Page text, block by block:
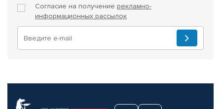
Согласие на получение рекламно-
информационных рассылок